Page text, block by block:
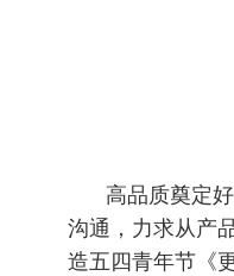
高品质奠定
沟通，力求从产
造五四青年节《